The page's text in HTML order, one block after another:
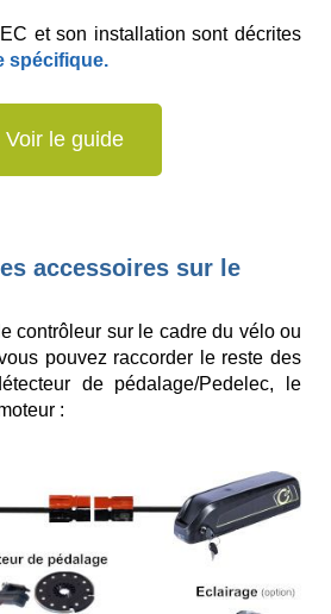
et son installation sont décrites
spécifique.
Voir le guide
accessoires sur le
contrôleur sur le cadre du vélo ou
pouvez raccorder le reste des
de pédalage/Pedelec, le
: